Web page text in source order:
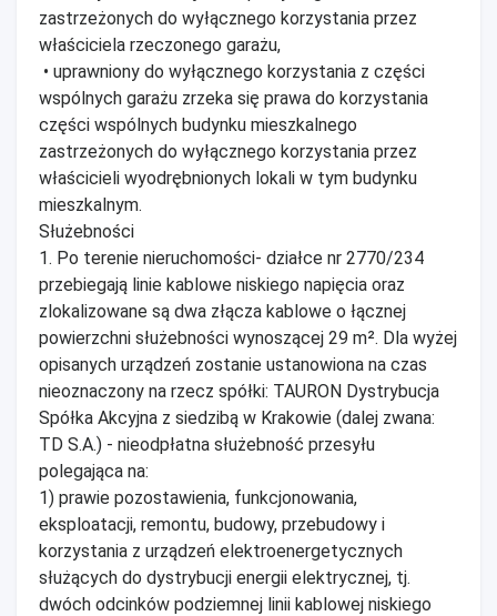
zastrzeżonych do wyłącznego korzystania przez
właściciela rzeczonego garażu,
• uprawniony do wyłącznego korzystania z części
wspólnych garażu zrzeka się prawa do korzystania
części wspólnych budynku mieszkalnego
zastrzeżonych do wyłącznego korzystania przez
właścicieli wyodrębnionych lokali w tym budynku
mieszkalnym.
Służebności
1. Po terenie nieruchomości- działce nr 2770/234
przebiegają linie kablowe niskiego napięcia oraz
zlokalizowane są dwa złącza kablowe o łącznej
powierzchni służebności wynoszącej 29 m². Dla wyżej
opisanych urządzeń zostanie ustanowiona na czas
nieoznaczony na rzecz spółki: TAURON Dystrybucja
Spółka Akcyjna z siedzibą w Krakowie (dalej zwana:
TD S.A.) - nieodpłatna służebność przesyłu
polegająca na:
1) prawie pozostawienia, funkcjonowania,
eksploatacji, remontu, budowy, przebudowy i
korzystania z urządzeń elektroenergetycznych
służących do dystrybucji energii elektrycznej, tj.
dwóch odcinków podziemnej linii kablowej niskiego